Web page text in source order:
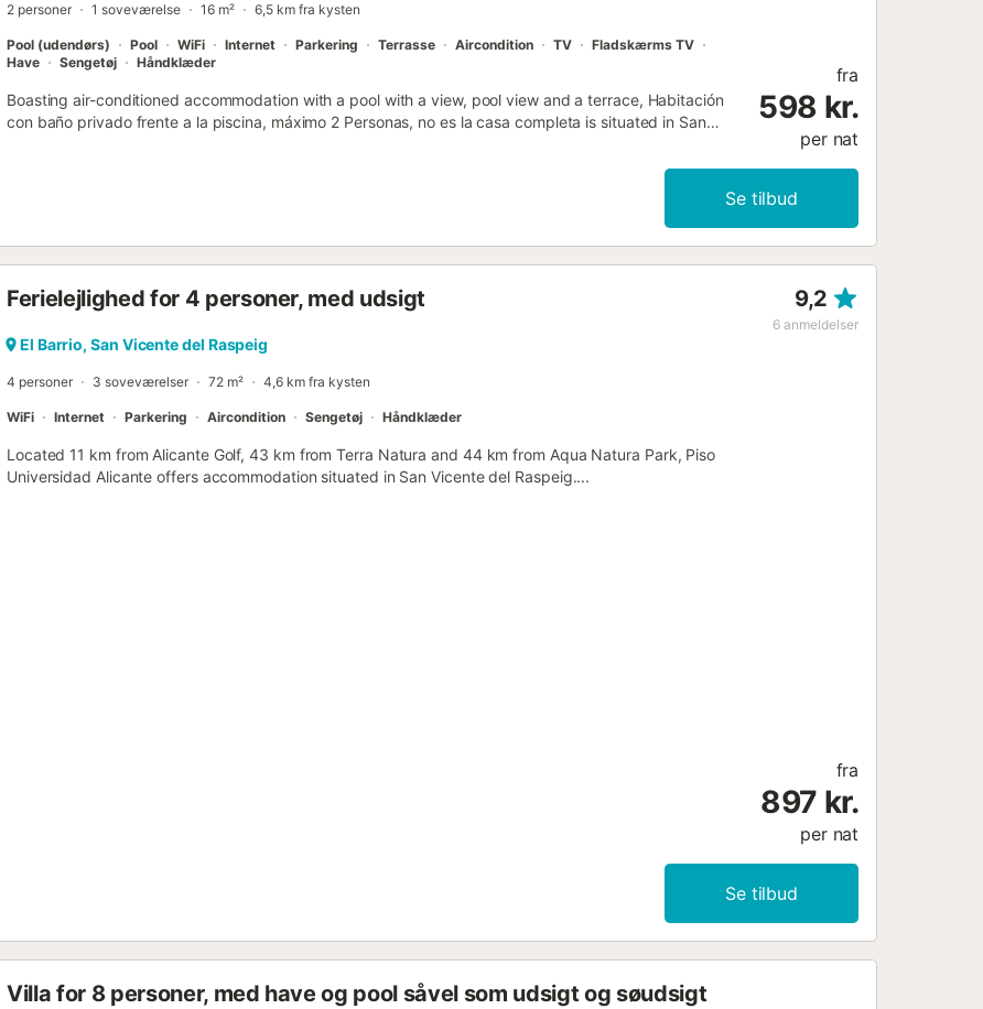
2 personer 1 soveværelse 16 m² 6,5 km fra kysten
Pool (udendørs) Pool WiFi Internet Parkering Terrasse Aircondition TV
Fladskærms TV
Have
Sengetøj Håndklæder
Boasting air-conditioned accommodation with a pool with a view, pool view and a terrace, Habitación
con baño privado frente a la piscina, máximo 2 Personas, no es la casa completa is situated in San
fra
598 kr.
per nat
Se tilbud
Ferielejlighed for 4 personer, med udsigt 9,2
6 anmeldelser
El Barrio, San Vicente del Raspeig
4 personer 3 soveværelser 72 m² 4,6 km fra kysten
WiFi Internet Parkering Aircondition Sengetøj Håndklæder
Located 11 km from Alicante Golf, 43 km from Terra Natura and 44 km from Aqua Natura Park, Piso
Universidad Alicante offers accommodation situated in San Vicente del Raspeig....
fra
897 kr.
per nat
Se tilbud
Villa for 8 personer, med have og pool såvel som udsigt og søudsigt